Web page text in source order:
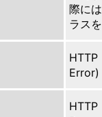
際に
ラス
Error)
HTTP